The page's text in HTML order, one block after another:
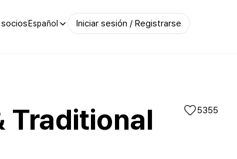
Español Iniciar sesión / Registrarse
Traditional
5355